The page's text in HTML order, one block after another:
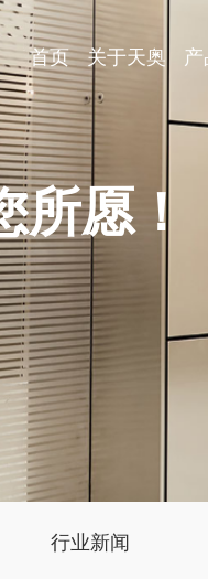
首页 关于天奥
所愿！
行业新闻